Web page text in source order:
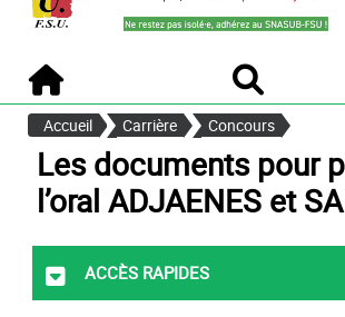
Accueil Recherche
Accueil Carrière Concours
Les documents pour préparer
l’oral ADJAENES et
Accès rapides